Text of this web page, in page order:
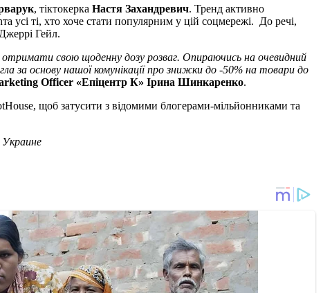
, тіктокерка Настя Захандревич. Тренд активно
ті, хто хоче стати популярним у цій соцмережі. До речі,
Гейл.
отримати свою щоденну дозу розваг. Опираючись на очевидний
за основу нашої комунікації про знижки до -50% на товари до
Officer «Епіцентр К» Ірина Шинкаренко.
щоб затусити з відомими блогерами-мільйонниками та